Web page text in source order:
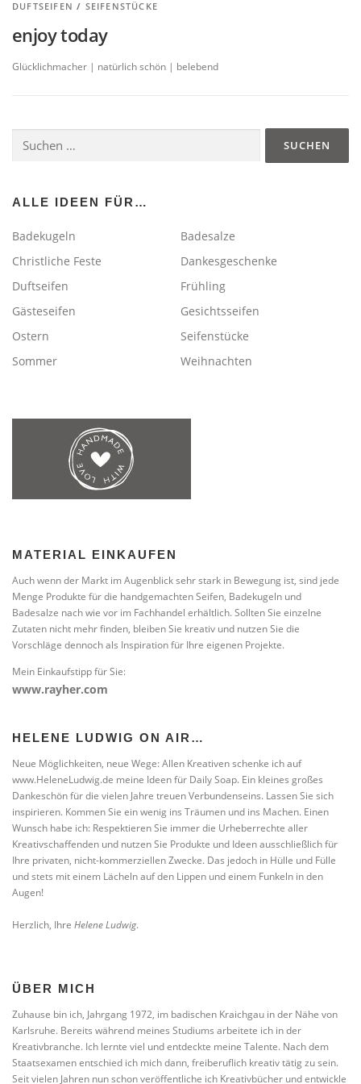
DUFTSEIFEN / SEIFENSTÜCKE
enjoy today
Glücklichmacher | natürlich schön | belebend
nach:
ALLE IDEEN FÜR…
Badekugeln
Badesalze
Christliche Feste
Dankesgeschenke
Duftseifen
Frühling
Gästeseifen
Gesichtsseifen
Ostern
Seifenstücke
Sommer
Weihnachten
MATERIAL EINKAUFEN
Auch wenn der Markt im Augenblick sehr stark in Bewegung ist, sind jede
Menge Produkte für die handgemachten Seifen, Badekugeln und
Badesalze nach wie vor im Fachhandel erhältlich. Sollten Sie einzelne
Zutaten nicht mehr finden, bleiben Sie kreativ und nutzen Sie die
Vorschläge dennoch als Inspiration für Ihre eigenen Projekte.
Mein Einkaufstipp für Sie:
www.rayher.com
HELENE LUDWIG ON AIR…
Neue Möglichkeiten, neue Wege: Allen Kreativen schenke ich auf
www.HeleneLudwig.de meine Ideen für Daily Soap. Ein kleines großes
Dankeschön für die vielen Jahre treuen Verbundenseins. Lassen Sie sich
inspirieren. Kommen Sie ein wenig ins Träumen und ins Machen. Einen
Wunsch habe ich: Respektieren Sie immer die Urheberrechte aller
Kreativschaffenden und nutzen Sie Produkte und Ideen ausschließlich für
Ihre privaten, nicht-kommerziellen Zwecke. Das jedoch in Hülle und Fülle
und stets mit einem Lächeln auf den Lippen und einem Funkeln in den
Augen!
Herzlich, Ihre Helene Ludwig.
ÜBER MICH
Zuhause bin ich, Jahrgang 1972, im badischen Kraichgau in der Nähe von
Karlsruhe. Bereits während meines Studiums arbeitete ich in der
Kreativbranche. Ich lernte viel und entdeckte meine Talente. Nach dem
Staatsexamen entschied ich mich dann, freiberuflich kreativ tätig zu sein.
Seit vielen Jahren nun schon veröffentliche ich Kreativbücher und entwickle